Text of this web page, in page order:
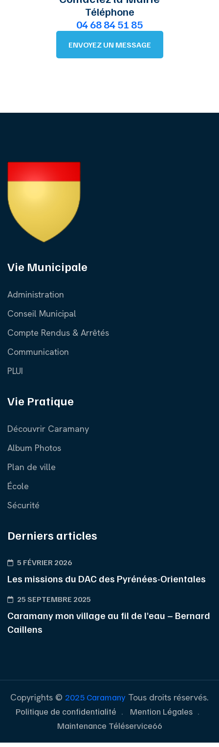
Téléphone
04 68 84 51 85
ENVOYEZ UN MESSAGE
Vie Municipale
Administration
Conseil Municipal
Compte Rendus & Arrêtés
Communication
PLUI
Vie Pratique
Découvrir Caramany
Album Photos
Plan de ville
École
Sécurité
Derniers articles
5 FÉVRIER 2026
Les missions du DAC des Pyrénées-Orientales
25 SEPTEMBRE 2025
Caramany mon village au fil de l’eau – Bernard
Caillens
Copyrights © 2025 Caramany Tous droits réservés.
Politique de confidentialité
Mention Légales
Maintenance Téléservice66